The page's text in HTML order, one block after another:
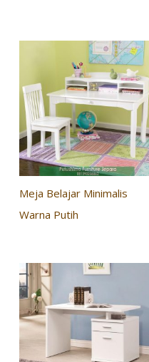
Meja Belajar Minimalis
Warna Putih